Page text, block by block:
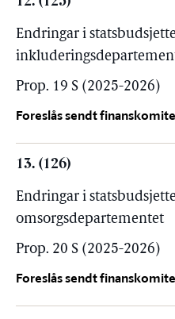
Endringar i
Prop. 19 S (2025-2026)
Foreslås sendt
13. (126)
Endringar i
omsorgsdepartementet
Prop. 20 S (2025-2026)
Foreslås sendt